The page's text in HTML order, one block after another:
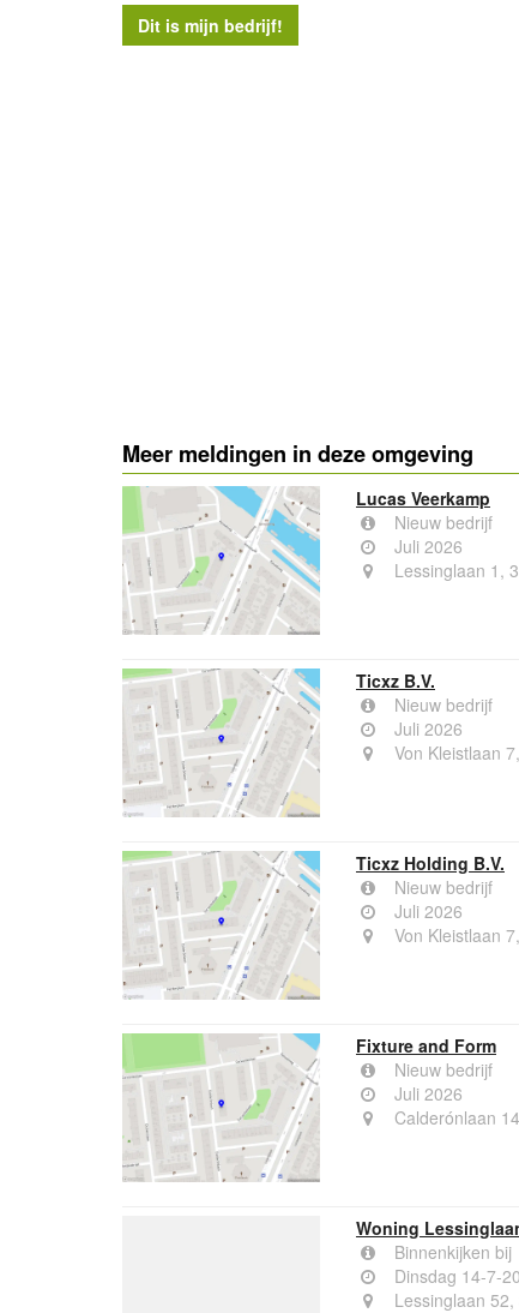
Meer meldingen in deze omgeving
Lucas Veerkamp
Nieuw bedrijf
Juli 2026
Lessinglaan 1,
Ticxz B.V.
Nieuw bedrijf
Juli 2026
Von Kleistlaan
Ticxz Holding B.V.
Nieuw bedrijf
Juli 2026
Von Kleistlaan
Fixture and Form
Nieuw bedrijf
Juli 2026
Calderónlaan
Woning
Binnenkijken bij
Dinsdag 14-7-
Lessinglaan